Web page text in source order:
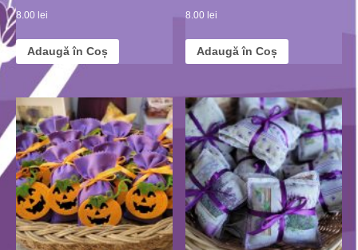
8.00 lei
Adaugă în Coș
8.00 lei
Adaugă în Coș